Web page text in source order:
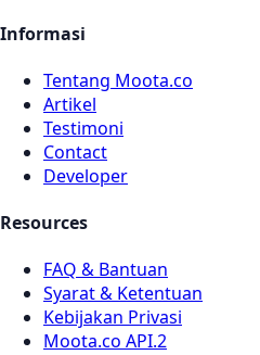
Informasi
Tentang Moota.co
Artikel
Testimoni
Contact
Developer
Resources
FAQ & Bantuan
Syarat & Ketentuan
Kebijakan Privasi
Moota.co API.2